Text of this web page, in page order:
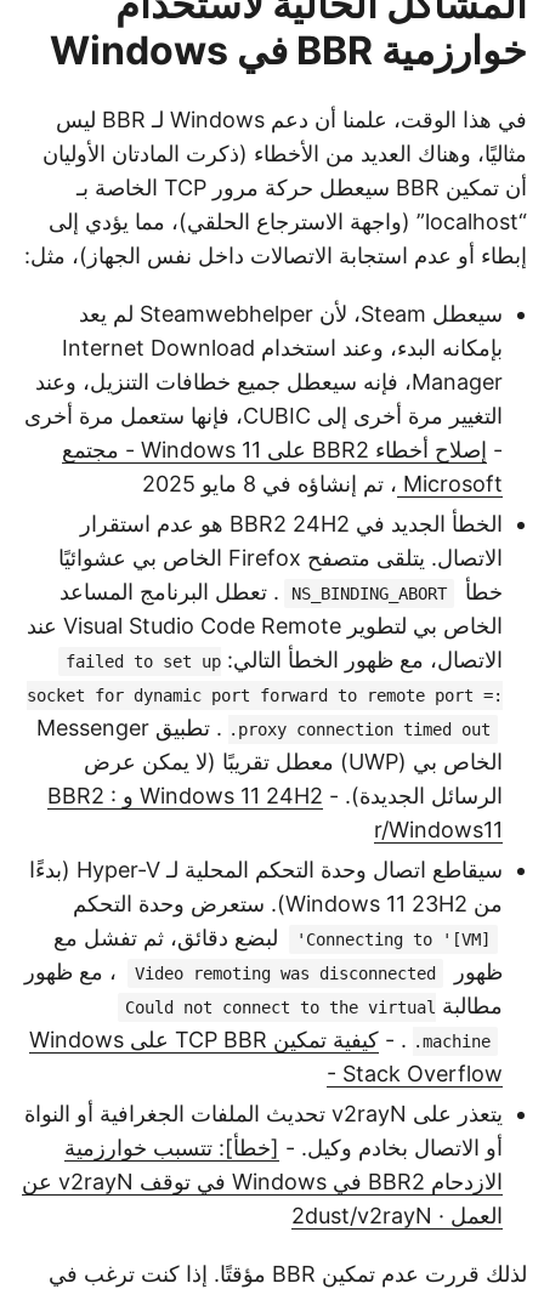
خوارزمية BBR في Windows
في هذا الوقت، علمنا أن دعم Windows لـ BBR ليس
مثاليًا، وهناك العديد من الأخطاء (ذكرت المادتان الأوليان
أن تمكين BBR سيعطل حركة مرور TCP الخاصة بـ
“localhost” (واجهة الاسترجاع الحلقي)، مما يؤدي إلى
إبطاء أو عدم استجابة الاتصالات داخل نفس الجهاز)، مثل:
سيعطل Steam، لأن Steamwebhelper لم يعد
بإمكانه البدء، وعند استخدام Internet Download
Manager، فإنه سيعطل جميع خطافات التنزيل، وعند
التغيير مرة أخرى إلى CUBIC، فإنها ستعمل مرة أخرى
-
إصلاح أخطاء BBR2 على Windows 11 - مجتمع
Microsoft ، تم إنشاؤه في 8 مايو 2025
الخطأ الجديد في BBR2 24H2 هو عدم استقرار
الاتصال. يتلقى متصفح Firefox الخاص بي عشوائيًا
خطأ
NS_BINDING_ABORT
. تعطل البرنامج المساعد
الخاص بي لتطوير Visual Studio Code Remote عند
الاتصال، مع ظهور الخطأ التالي: failed to set up
socket for dynamic port forward to remote port =:
proxy connection timed out.
. تطبيق Messenger
الخاص بي (UWP) معطل تقريبًا (لا يمكن عرض
الرسائل الجديدة). -
Windows 11 24H2 و BBR2 :
r/Windows11
سيقاطع اتصال وحدة التحكم المحلية لـ Hyper-V (بدءًا
من Windows 11 23H2). ستعرض وحدة التحكم
Connecting to '[VM]'
لبضع دقائق، ثم تفشل مع
ظهور
Video remoting was disconnected
، مع ظهور
مطالبة Could not connect to the virtual
machine.
. -
كيفية تمكين TCP BBR على Windows
- Stack Overflow
يتعذر على v2rayN تحديث الملفات الجغرافية أو النواة
أو الاتصال بخادم وكيل. - [خطأ]: تتسبب خوارزمية
الازدحام BBR2 في Windows في توقف v2rayN عن
العمل · 2dust/v2rayN
لذلك قررت عدم تمكين BBR مؤقتًا. إذا كنت ترغب في